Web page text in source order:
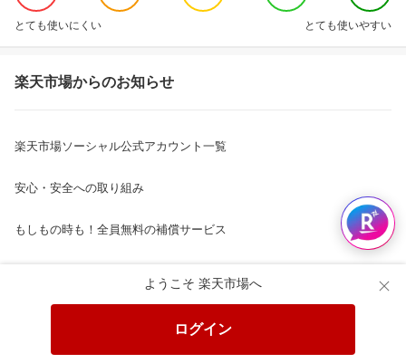
ようこそ 楽天市場へ
ログイン
とても使いにくい とても使いやすい
楽天市場からのお知らせ
楽天市場ソーシャル公式アカウント一覧
安心・安全への取り組み
もしもの時も！全員無料の補償サービス
楽天ショッピングサービスご利用規約